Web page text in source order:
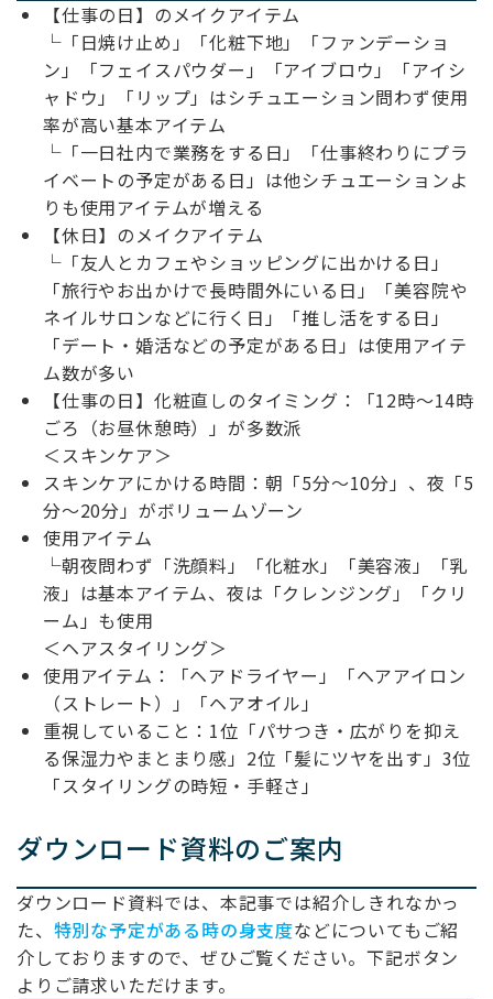
【仕事の日】のメイクアイテム
└「日焼け止め」「化粧下地」「ファンデーショ
ン」「フェイスパウダー」「アイブロウ」「アイシ
ャドウ」「リップ」はシチュエーション問わず使用
率が高い基本アイテム
└「一日社内で業務をする日」「仕事終わりにプラ
イベートの予定がある日」は他シチュエーションよ
りも使用アイテムが増える
【休日】のメイクアイテム
└「友人とカフェやショッピングに出かける日」
「旅行やお出かけで長時間外にいる日」「美容院や
ネイルサロンなどに行く日」「推し活をする日」
「デート・婚活などの予定がある日」は使用アイテ
ム数が多い
【仕事の日】化粧直しのタイミング：「12時～14時
ごろ（お昼休憩時）」が多数派
＜スキンケア＞
スキンケアにかける時間：朝「5分～10分」、夜「5
分～20分」がボリュームゾーン
使用アイテム
└朝夜問わず「洗顔料」「化粧水」「美容液」「乳
液」は基本アイテム、夜は「クレンジング」「クリ
ーム」も使用
＜ヘアスタイリング＞
使用アイテム：「ヘアドライヤー」「ヘアアイロン
（ストレート）」「ヘアオイル」
重視していること：1位「パサつき・広がりを抑え
る保湿力やまとまり感」2位「髪にツヤを出す」3位
「スタイリングの時短・手軽さ」
ダウンロード資料のご案内
ダウンロード資料では、本記事では紹介しきれなかっ
た、 特別な予定がある時の身支度などについてもご紹
介しておりますので、ぜひご覧ください。下記ボタン
よりご請求いただけます。